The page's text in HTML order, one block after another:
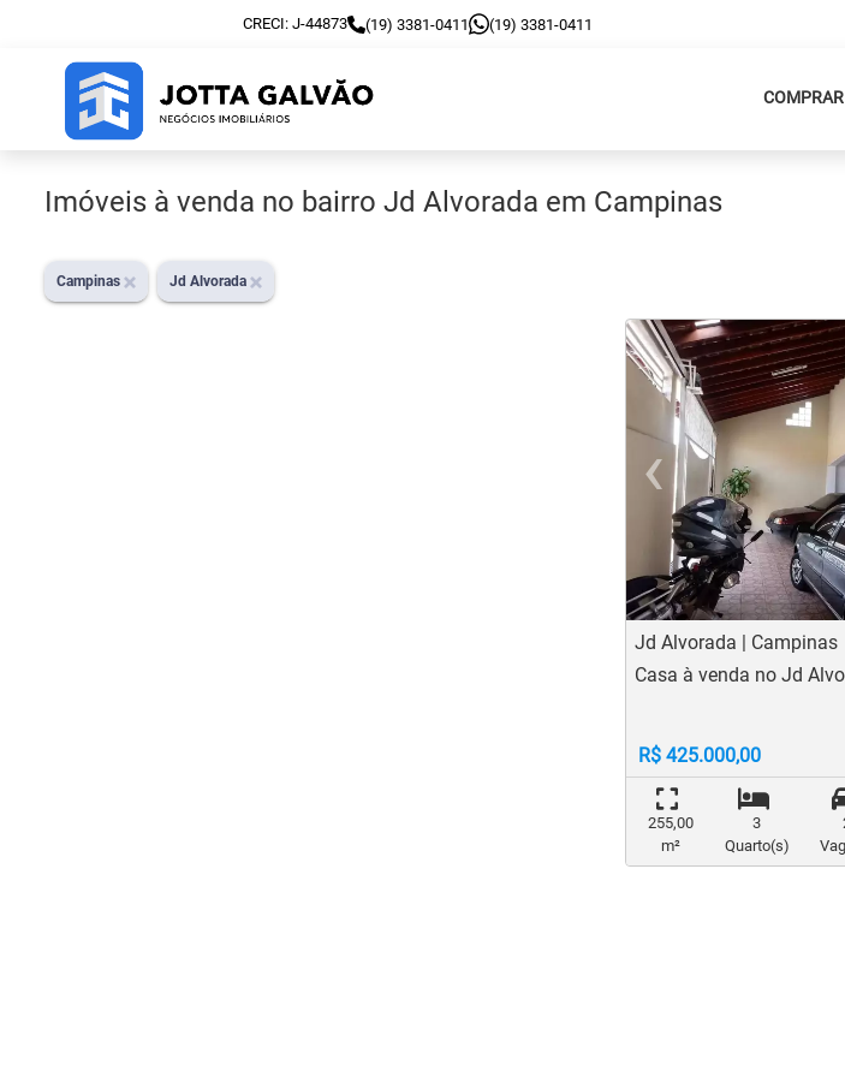
CRECI: J-44873 (19) 3381-0411 (19) 3381-0411
COMPRAR
Imóveis à venda no bairro Jd Alvorada em Campinas
Campinas Jd Alvorada
‹
Jd Alvorada | Campinas
Casa à venda no Jd
R$ 425.000,00
255,00
m²
3
Quarto(s)